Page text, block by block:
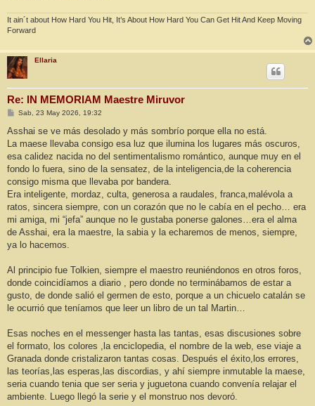
It ain´t about How Hard You Hit, It’s About How Hard You Can Get Hit And Keep Moving
Forward
Ellaria
Re: IN MEMORIAM Maestre Miruvor
M
n
a
j
Sab, 23 May 2026, 19:32
Asshai se ve más desolado y más sombrío porque ella no está.
La maese llevaba consigo esa luz que ilumina los lugares más oscuros,
esa calidez nacida no del sentimentalismo romántico, aunque muy en el
fondo lo fuera, sino de la sensatez, de la inteligencia,de la coherencia
consigo misma que llevaba por bandera.
Era inteligente, mordaz, culta, generosa a raudales, franca,malévola a
ratos, sincera siempre, con un corazón que no le cabía en el pecho… era
mi amiga, mi “jefa” aunque no le gustaba ponerse galones…era el alma
de Asshai, era la maestre, la sabia y la echaremos de menos, siempre,
ya lo hacemos.
Al principio fue Tolkien, siempre el maestro reuniéndonos en otros foros,
donde coincidíamos a diario , pero donde no terminábamos de estar a
gusto, de donde salió el germen de esto, porque a un chicuelo catalán se
le ocurrió que teníamos que leer un libro de un tal Martin…
Esas noches en el messenger hasta las tantas, esas discusiones sobre
el formato, los colores ,la enciclopedia, el nombre de la web, ese viaje a
Granada donde cristalizaron tantas cosas. Después el éxito,los errores,
las teorías,las esperas,las discordias, y ahí siempre inmutable la maese,
seria cuando tenia que ser seria y juguetona cuando convenía relajar el
ambiente. Luego llegó la serie y el monstruo nos devoró.